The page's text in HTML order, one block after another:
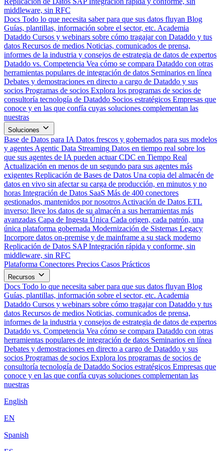
middleware, sin RFC
Docs Todo lo que necesita saber para que sus datos fluyan Blog
Guías, plantillas, información sobre el sector, etc. Academia
Dataddo Cursos y webinars sobre cómo tragajar con Dataddo y tus
datos Recursos de medios Noticias, comunicados de prensa,
informes de la industria y consejos de estrategia de datos de expertos
Dataddo vs. Competencia Vea cómo se compara Dataddo con otras
herramientas populares de integración de datos Seminarios en línea
Debates y demostraciones en directo a cargo de Dataddo y sus
socios Programas de socios Explora los programas de socios de
consultoría tecnología de Dataddo Socios estratégicos Empresas que
conoce y en las que confía cuyas soluciones complementan las
nuestras
Soluciones
Base de Datos para IA Datos frescos y gobernados para sus modelos
y agentes Agentic Data Streaming Datos en tiempo real sobre los
que sus agentes de IA pueden actuar CDC en Tiempo Real
Actualización en menos de un segundo para sus agentes más
exigentes Replicación de Bases de Datos Una copia del almacén de
datos en vivo sin afectar su carga de producción, en minutos y no
horas Integración de Datos SaaS Más de 400 conectores
gestionados, mantenidos por nosotros Activación de Datos ETL
inverso: lleve los datos de su almacén a sus herramientas más
avanzadas Capa de Ingesta Única Cada origen, cada patrón, una
única plataforma gobernada Modernización de Sistemas Legacy
Incorpore datos on-premise y de mainframe a su stack moderno
Replicación de Datos SAP Integración rápida y conforme, sin
middleware, sin RFC
Plataforma Conectores Precios Casos Prácticos
Recursos
Docs Todo lo que necesita saber para que sus datos fluyan Blog
Guías, plantillas, información sobre el sector, etc. Academia
Dataddo Cursos y webinars sobre cómo tragajar con Dataddo y tus
datos Recursos de medios Noticias, comunicados de prensa,
informes de la industria y consejos de estrategia de datos de expertos
Dataddo vs. Competencia Vea cómo se compara Dataddo con otras
herramientas populares de integración de datos Seminarios en línea
Debates y demostraciones en directo a cargo de Dataddo y sus
socios Programas de socios Explora los programas de socios de
consultoría tecnología de Dataddo Socios estratégicos Empresas que
conoce y en las que confía cuyas soluciones complementan las
nuestras
English
EN
Spanish